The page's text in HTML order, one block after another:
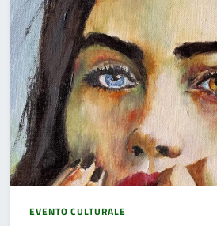
EVENTO CULTURALE